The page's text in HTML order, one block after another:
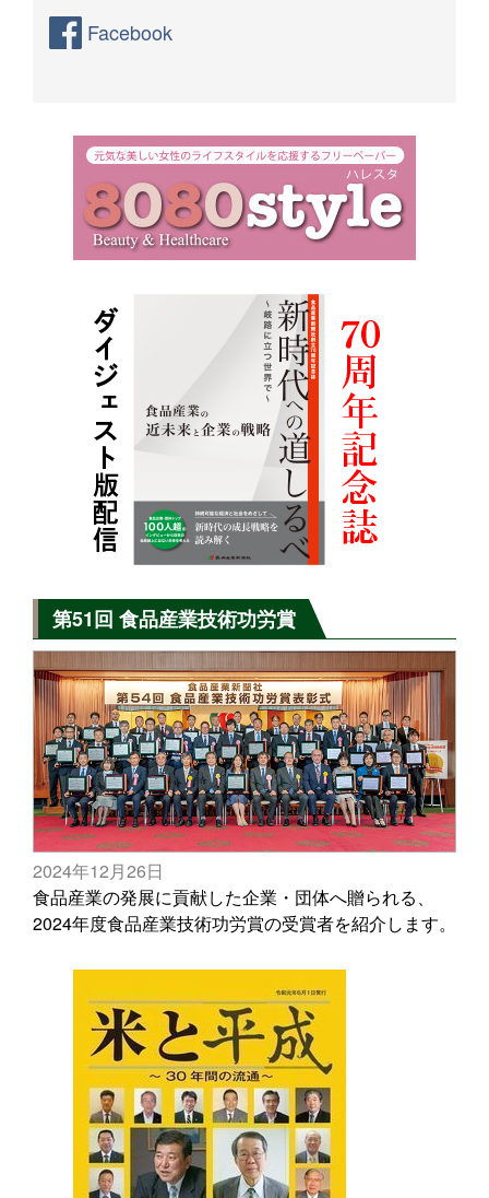
Facebook
第51回 食品産業技術功労賞
2024年12月26日
食品産業の発展に貢献した企業・団体へ贈られる、
2024年度食品産業技術功労賞の受賞者を紹介します。